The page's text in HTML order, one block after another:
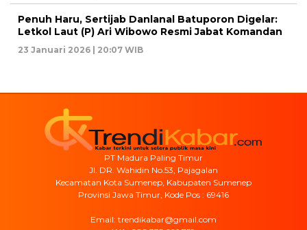
Penuh Haru, Sertijab Danlanal Batuporon Digelar:
Letkol Laut (P) Ari Wibowo Resmi Jabat Komandan
23 Januari 2026 | 20:07 WIB
PT Madura Paling Timur
Jl. DR. Wahidin No.53, Pajagalan
Kecamatan Kota Sumenep, Kabupaten Sumenep
Provinsi Jawa Timur, Kode Pos : 69416
Email: trendikabar@gmail.com